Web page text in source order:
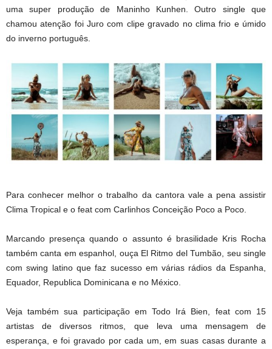
uma super produção de Maninho Kunhen. Outro single que
chamou atenção foi Juro com clipe gravado no clima frio e úmido
do inverno português.
Para conhecer melhor o trabalho da cantora vale a pena assistir
Clima Tropical e o feat com Carlinhos Conceição Poco a Poco.
Marcando presença quando o assunto é brasilidade Kris Rocha
também canta em espanhol, ouça El Ritmo del Tumbão, seu single
com swing latino que faz sucesso em várias rádios da Espanha,
Equador, Republica Dominicana e no México.
Veja também sua participação em Todo Irá Bien, feat com 15
artistas de diversos ritmos, que leva uma mensagem de
esperança, e foi gravado por cada um, em suas casas durante a